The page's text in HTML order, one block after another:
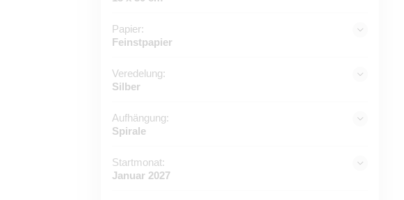
Papier:
Feinstpapier
Veredelung:
Silber
Aufhängung:
Spirale
Startmonat:
Januar 2027